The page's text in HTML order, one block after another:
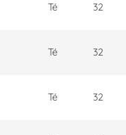
Té 32
Té 32
Té 32